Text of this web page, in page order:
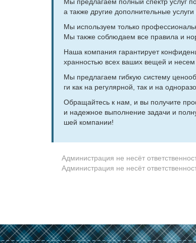
а так­же дру­гие до­пол­ни­тель­ные услу­ги
Мы ис­поль­зу­ем толь­ко
Мы так­же со­блю­да­ем все пра­ви­ла и
На­ша ком­па­ния га­ран­ти­ру­ет
хран­но­стью всех ва­ших ве­щей и
Мы пред­ла­га­ем гиб­кую си­сте­му
ги как на ре­гу­ляр­ной, так и на
Об­ра­щай­тесь к нам, и вы по­лу­чи­те
и на­деж­ное вы­пол­не­ние за­да­чи и
шей ком­па­нии!
Администрация не несёт
Администрация не несёт